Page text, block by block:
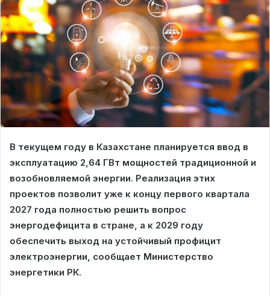
В текущем году в Казахстане планируется ввод в
эксплуатацию 2,64 ГВт мощностей традиционной и
возобновляемой энергии. Реализация этих
проектов позволит уже к концу первого квартала
2027 года полностью решить вопрос
энергодефицита в стране, а к 2029 году
обеспечить выход на устойчивый профицит
электроэнергии, сообщает Министерство
энергетики РК.